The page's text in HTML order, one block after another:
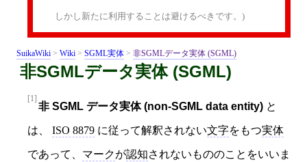
しかし新たに利用することは避けるべきです。)
SuikaWiki > Wiki > SGML実体 > 非SGMLデータ実体 (SGML)
非SGMLデータ実体 (SGML)
[1]
非 SGML データ実体 (non‐SGML data entity) と
は、 ISO 8879 に従って解釈されない文字をもつ実体
であって、 マークが認知されないもののことをいいま